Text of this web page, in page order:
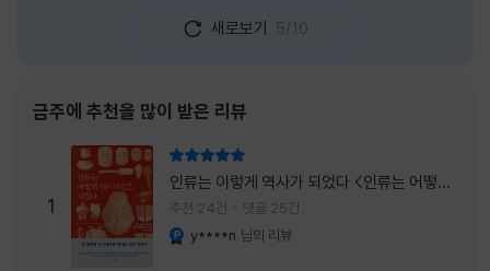
는 과정에서 나오미가 다치게 되자, 고스케는
모든 책임을 지고 형사직에서 물러난다. 하지만
을 받게 된다. 그렇게 끝난 4권 이후, 나는 5권
이 출간되기만을 기다렸다. 형사가 아닌 호텔리
어가 된 닛타 고스케의 모습이 무척 궁금했기
때문이다. 그동안 호텔에서 잠복 수사를 하며
어설픈 호텔리어의 가면을 쓰고 있었다면, 이제
는 가면
새로보기 5/10
금주에 추천을 많이 받은 리뷰
1
인류는 이렇게 역사가 되었다 <인류는 어떻게
역사가 되었나>
추천 24건 댓글 25건
y****n 님의 리뷰